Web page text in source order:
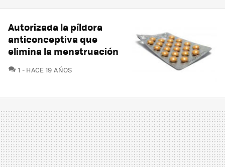
Autorizada la píldora
anticonceptiva que
elimina la menstruación
1 COMENTARIOS
HACE 19 AÑOS